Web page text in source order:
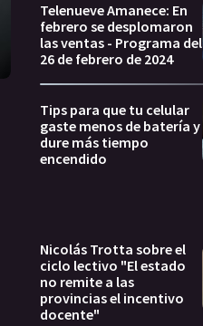
Telenueve Amanece: En
febrero se desplomaron
las ventas - Programa del
26 de febrero de 2024
Tips para que tu celular
gaste menos de batería y
dure más tiempo
encendido
Nicolás Trotta sobre el
ciclo lectivo "El estado
no remite a las
provincias el incentivo
docente"